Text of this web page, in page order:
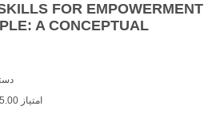
FOR EMPOWERMENT
A CONCEPTUAL
امتیاز 5.00 (1 رای)